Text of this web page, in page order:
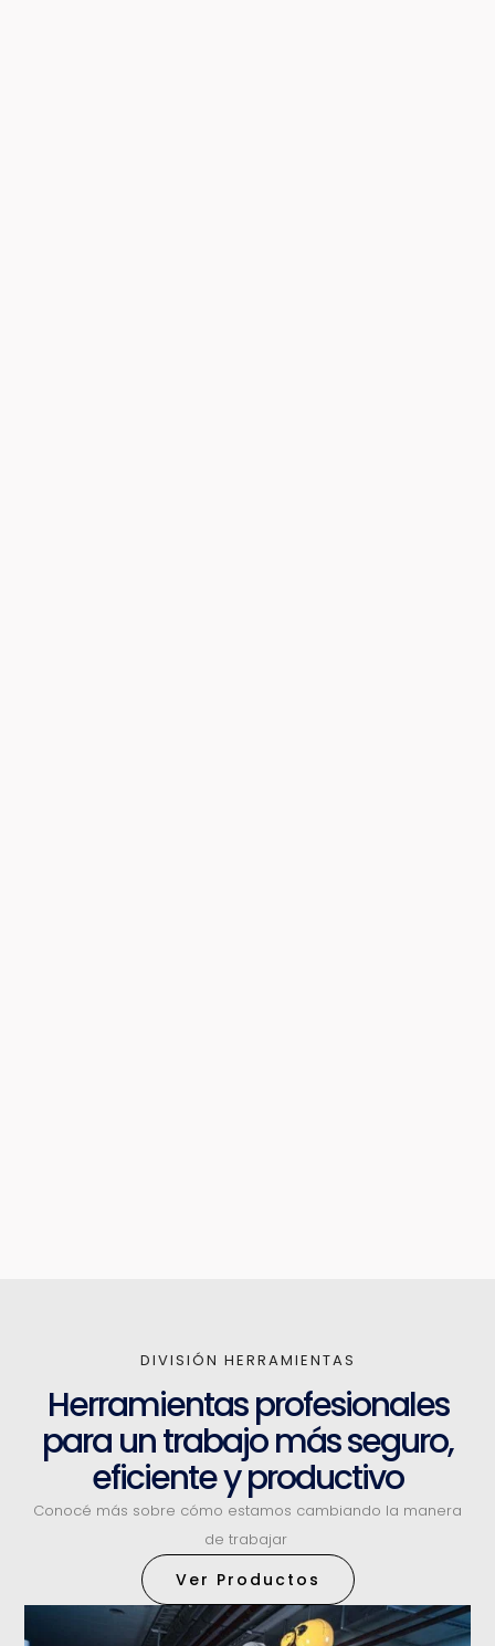
DIVISIÓN HERRAMIENTAS
Herramientas profesionales
para un trabajo más seguro,
eficiente y productivo
Conocé más sobre cómo estamos cambiando la manera
de trabajar
Ver Productos